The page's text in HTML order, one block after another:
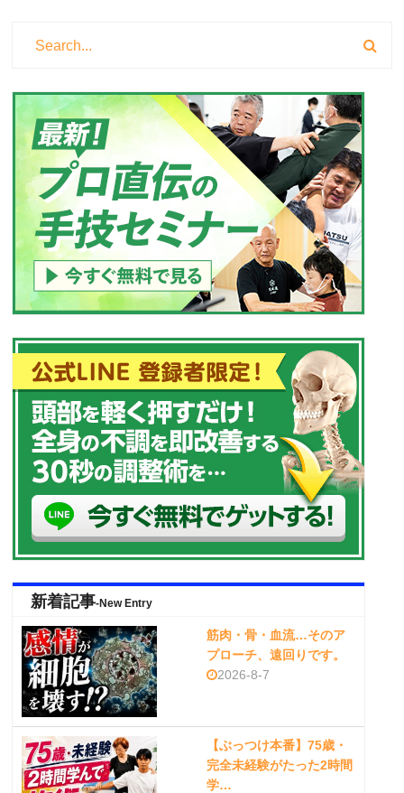
新着記事-New Entry
筋肉・骨・血流…そのア
プローチ、遠回りです。
2026-8-7
【ぶっつけ本番】75歳・
完全未経験がたった2時間
学…